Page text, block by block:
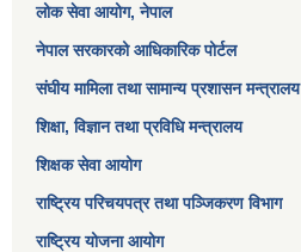
लोक सेवा आयोग, नेपाल
नेपाल सरकारको आधिकारिक पोर्टल
संघीय मामिला तथा सामान्य प्रशासन मन्त्रालय
शिक्षा, विज्ञान तथा प्रविधि मन्त्रालय
शिक्षक सेवा आयोग
राष्ट्रिय परिचयपत्र तथा पञ्जिकरण विभाग
राष्ट्रिय योजना आयोग